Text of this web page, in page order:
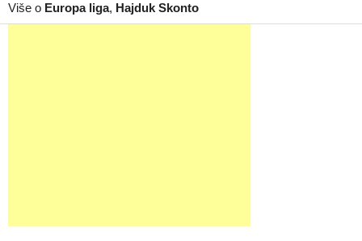
Više o Europa liga, Hajduk Skonto